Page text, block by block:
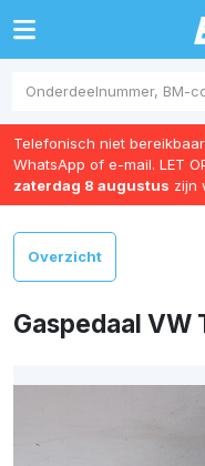
Telefonisch niet
WhatsApp of e-mail. LET
zaterdag 8 augustus zijn
Overzicht
Gaspedaal VW